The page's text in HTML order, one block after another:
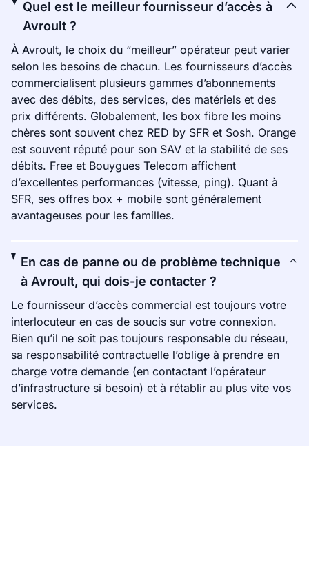
Quel est le meilleur fournisseur d’accès à
Avroult ?
À Avroult, le choix du “meilleur” opérateur peut varier
selon les besoins de chacun. Les fournisseurs d’accès
commercialisent plusieurs gammes d’abonnements
avec des débits, des services, des matériels et des
prix différents. Globalement, les box fibre les moins
chères sont souvent chez RED by SFR et Sosh. Orange
est souvent réputé pour son SAV et la stabilité de ses
débits. Free et Bouygues Telecom affichent
d’excellentes performances (vitesse, ping). Quant à
SFR, ses offres box + mobile sont généralement
avantageuses pour les familles.
En cas de panne ou de problème technique
à Avroult, qui dois-je contacter ?
Le fournisseur d’accès commercial est toujours votre
interlocuteur en cas de soucis sur votre connexion.
Bien qu’il ne soit pas toujours responsable du réseau,
sa responsabilité contractuelle l’oblige à prendre en
charge votre demande (en contactant l’opérateur
d’infrastructure si besoin) et à rétablir au plus vite vos
services.